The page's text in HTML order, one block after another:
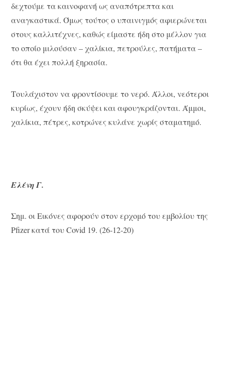
δεχτούμε τα καινοφανή ως αναπότρεπτα και
αναγκαστικά. Όμως τούτος ο υπαινιγμός αφιερώνεται
στους καλλιτέχνες, καθώς είμαστε ήδη στο μέλλον για
το οποίο μιλούσαν – χαλίκια, πετρούλες, πατήματα –
ότι θα έχει πολλή ξηρασία.
Τουλάχιστον να φροντίσουμε το νερό. Άλλοι, νεότεροι
κυρίως, έχουν ήδη σκύψει και αφουγκράζονται. Άμμοι,
χαλίκια, πέτρες, κοτρώνες κυλάνε χωρίς σταματημό.
Ελένη Γ.
Σημ. οι Εικόνες αφορούν στον ερχομό του εμβολίου της
Pfizer κατά του Covid 19. (26-12-20)